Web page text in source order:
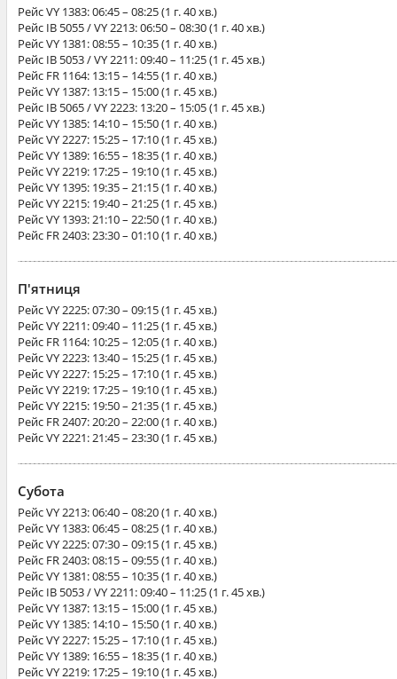
РейсVY 1383: 06:45 – 08:25 (1 г. 40 хв.)
Рейс IB 5055 / VY 2213: 06:50 – 08:30 (1 г. 40 хв.)
РейсVY 1381: 08:55 – 10:35 (1 г. 40 хв.)
Рейс IB 5053 / VY 2211: 09:40 – 11:25 (1 г. 45 хв.)
Рейс FR 1164: 13:15 – 14:55 (1 г. 40 хв.)
РейсVY 1387: 13:15 – 15:00 (1 г. 45 хв.)
Рейс IB 5065 / VY 2223: 13:20 – 15:05 (1 г. 45 хв.)
РейсVY 1385: 14:10 – 15:50 (1 г. 40 хв.)
РейсVY 2227: 15:25 – 17:10 (1 г. 45 хв.)
РейсVY 1389: 16:55 – 18:35 (1 г. 40 хв.)
РейсVY 2219: 17:25 – 19:10 (1 г. 45 хв.)
РейсVY 1395: 19:35 – 21:15 (1 г. 40 хв.)
РейсVY 2215: 19:40 – 21:25 (1 г. 45 хв.)
РейсVY 1393: 21:10 – 22:50 (1 г. 40 хв.)
Рейс FR 2403: 23:30 – 01:10 (1 г. 40 хв.)
П'ятниця
РейсVY 2225: 07:30 – 09:15 (1 г. 45 хв.)
РейсVY 2211: 09:40 – 11:25 (1 г. 45 хв.)
Рейс FR 1164: 10:25 – 12:05 (1 г. 40 хв.)
РейсVY 2223: 13:40 – 15:25 (1 г. 45 хв.)
РейсVY 2227: 15:25 – 17:10 (1 г. 45 хв.)
РейсVY 2219: 17:25 – 19:10 (1 г. 45 хв.)
РейсVY 2215: 19:50 – 21:35 (1 г. 45 хв.)
Рейс FR 2407: 20:20 – 22:00 (1 г. 40 хв.)
РейсVY 2221: 21:45 – 23:30 (1 г. 45 хв.)
Субота
РейсVY 2213: 06:40 – 08:20 (1 г. 40 хв.)
РейсVY 1383: 06:45 – 08:25 (1 г. 40 хв.)
РейсVY 2225: 07:30 – 09:15 (1 г. 45 хв.)
Рейс FR 2403: 08:15 – 09:55 (1 г. 40 хв.)
РейсVY 1381: 08:55 – 10:35 (1 г. 40 хв.)
Рейс IB 5053 / VY 2211: 09:40 – 11:25 (1 г. 45 хв.)
РейсVY 1387: 13:15 – 15:00 (1 г. 45 хв.)
РейсVY 1385: 14:10 – 15:50 (1 г. 40 хв.)
РейсVY 2227: 15:25 – 17:10 (1 г. 45 хв.)
РейсVY 1389: 16:55 – 18:35 (1 г. 40 хв.)
РейсVY 2219: 17:25 – 19:10 (1 г. 45 хв.)